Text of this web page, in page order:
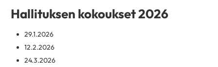
Hallituksen kokoukset 2026
29.1.2026
12.2.2026
24.3.2026